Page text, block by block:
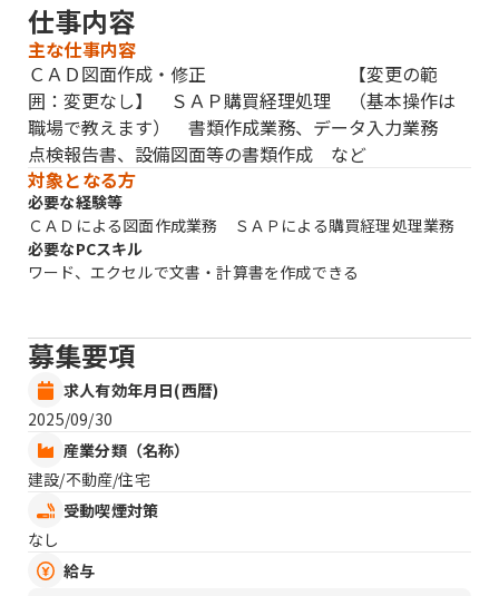
仕事内容
主な仕事内容
ＣＡＤ図面作成・修正 【変更の範
囲：変更なし】 ＳＡＰ購買経理処理 （基本操作は
職場で教えます） 書類作成業務、データ入力業務
点検報告書、設備図面等の書類作成 など
対象となる方
必要な経験等
ＣＡＤによる図面作成業務 ＳＡＰによる購買経理処理業務
必要なPCスキル
ワード、エクセルで文書・計算書を作成できる
募集要項
求人有効年月日(西暦)
2025/09/30
産業分類（名称）
建設/不動産/住宅
受動喫煙対策
なし
給与